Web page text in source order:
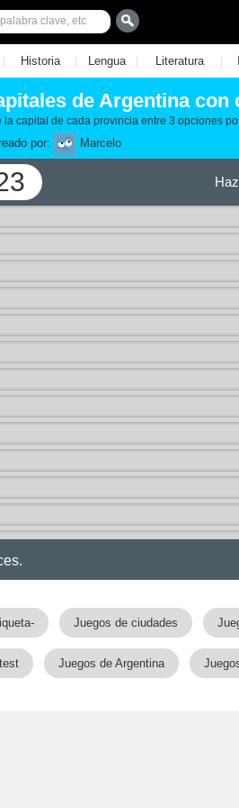
| Historia | Lengua | Literatura |
de Argentina con
la capital de cada provincia entre 3 opciones
por: Marcelo
Juegos de ciudades
Juegos de Argentina